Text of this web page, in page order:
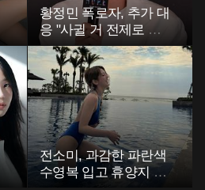
황정민 폭로자, 추가 대
응 "사귈 거 전제로 하
고…"
전소미, 과감한 파란색
수영복 입고 휴양지 포